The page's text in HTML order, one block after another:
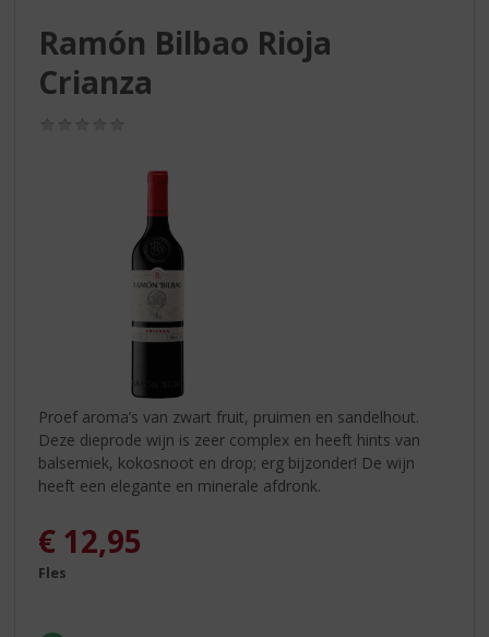
Ramón Bilbao Rioja
Crianza
Proef aroma’s van zwart fruit, pruimen en sandelhout.
Deze dieprode wijn is zeer complex en heeft hints van
balsemiek, kokosnoot en drop; erg bijzonder! De wijn
heeft een elegante en minerale afdronk.
€ 12,95
Fles